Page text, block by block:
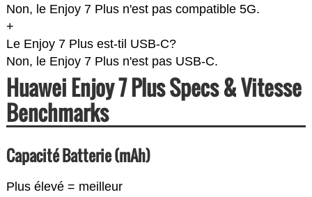
Non, le Enjoy 7 Plus n'est pas compatible 5G.
+
Le Enjoy 7 Plus est-til USB-C?
Non, le Enjoy 7 Plus n'est pas USB-C.
Huawei Enjoy 7 Plus Specs & Vitesse
Benchmarks
Capacité Batterie (mAh)
Plus élevé = meilleur